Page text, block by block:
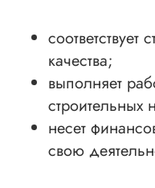
качества;
выполняет
строительных
несет
свою